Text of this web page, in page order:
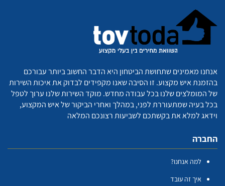
אנחנו מאמינים שתחושת הביטחון היא הדבר החשוב ביותר עבורכם
בהזמנת איש מקצוע. זו הסיבה שאנו מקפידים לבדוק את איכות השירות
של המומלצים שלנו בכל עבודה מחדש. מוקד השירות שלנו ערוך לטפל
בכל בעיה שמתעוררת לפני, במהלך ואחרי הביקור של איש המקצוע,
וידאג למלא את בקשתכם לשביעות רצונכם המלאה
החברה
למה אנחנו?
איך זה עובד